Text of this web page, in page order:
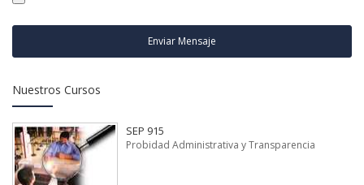
Enviar Mensaje
Nuestros Cursos
SEP 915
Probidad Administrativa y Transparencia